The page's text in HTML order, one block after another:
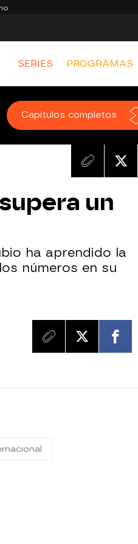
SERIES PROGRAMAS
Voz Homo Zapping
Capítulos completos
un
ha aprendido la
números en su